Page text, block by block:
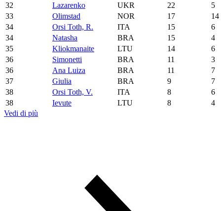
32
Lazarenko UKR 22
5
33
Olimstad NOR 17
14
34
Orsi Toth, R. ITA 15
6
34
Natasha BRA 15
4
35
Kliokmanaite LTU 14
6
36
Simonetti BRA 11
3
36
Ana Luiza BRA 11
7
37
Giulia BRA 9
7
38
Orsi Toth, V. ITA 8
6
38
Ievute LTU 8
4
Vedi di più